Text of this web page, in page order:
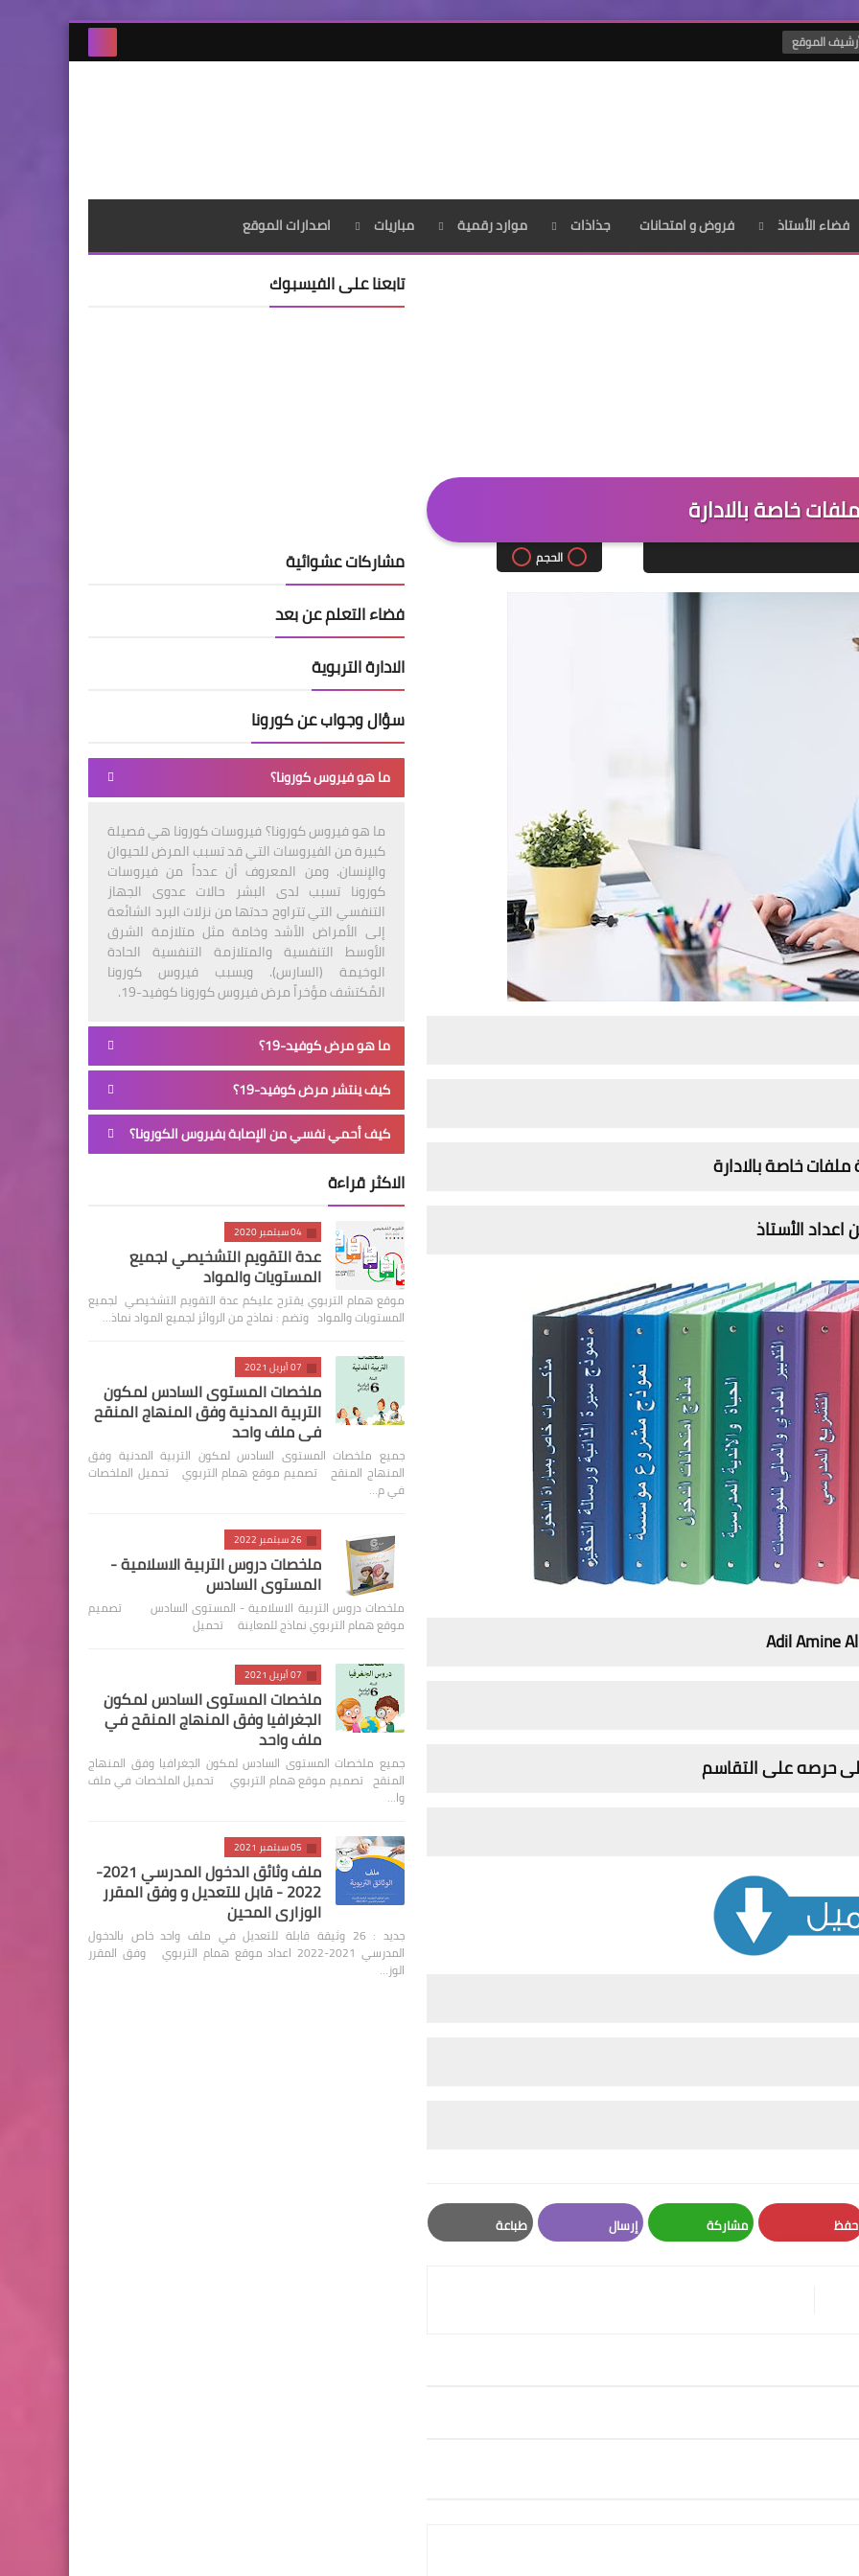
الموقع
فضاء الأستاذ فروض و امتحانات جذاذات موارد رقمية مباريات اصدارات الموقع
خاصة بالادارة
الحجم
خاصة بالادارة
اعداد الأستاذ
Adil Amine
حرصه على التقاسم
حفظ مشاركة إرسال طباعة
تابعنا على الفيسبوك
مشاركات عشوائية
فضاء التعلم عن بعد
الادارة التربوية
سؤال وجواب عن كورونا
ما هو فيروس كورونا؟
ما هو فيروس كورونا؟ فيروسات كورونا هي فصيلة
كبيرة من الفيروسات التي قد تسبب المرض للحيوان
والإنسان. ومن المعروف أن عدداً من فيروسات
كورونا تسبب لدى البشر حالات عدوى الجهاز
التنفسي التي تتراوح حدتها من نزلات البرد الشائعة
إلى الأمراض الأشد وخامة مثل متلازمة الشرق
الأوسط التنفسية والمتلازمة التنفسية الحادة
الوخيمة (السارس). ويسبب فيروس كورونا
المُكتشف مؤخراً مرض فيروس كورونا كوفيد-19.
ما هو مرض كوفيد-19؟
كيف ينتشر مرض كوفيد-19؟
كيف أحمي نفسي من الإصابة بفيروس الكورونا؟
الاكثر قراءة
04 سبتمبر 2020
عدة التقويم التشخيصي لجميع
المستويات والمواد
موقع همام التربوي يقترح عليكم عدة التقويم التشخيصي لجميع
المستويات والمواد وتضم : نماذج من الروائز لجميع المواد نماذ…
07 أبريل 2021
ملخصات المستوى السادس لمكون
التربية المدنية وفق المنهاج المنقح
في ملف واحد
جميع ملخصات المستوى السادس لمكون التربية المدنية وفق
المنهاج المنقح تصميم موقع همام التربوي تحميل الملخصات
في م…
26 سبتمبر 2022
ملخصات دروس التربية الاسلامية -
المستوى السادس
ملخصات دروس التربية الاسلامية - المستوى السادس تصميم
موقع همام التربوي نماذج للمعاينة تحميل
07 أبريل 2021
ملخصات المستوى السادس لمكون
الجغرافيا وفق المنهاج المنقح في
ملف واحد
جميع ملخصات المستوى السادس لمكون الجغرافيا وفق المنهاج
المنقح تصميم موقع همام التربوي تحميل الملخصات في ملف
وا…
05 سبتمبر 2021
ملف وثائق الدخول المدرسي 2021-
2022 - قابل للتعديل و وفق المقرر
الوزاري المحين
جديد : 26 وثيقة قابلة للتعديل في ملف واحد خاص بالدخول
المدرسي 2021-2022 اعداد موقع همام التربوي وفق المقرر
الوز…